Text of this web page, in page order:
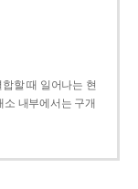
할 때 일어나는 현
소 내부에서는 구개